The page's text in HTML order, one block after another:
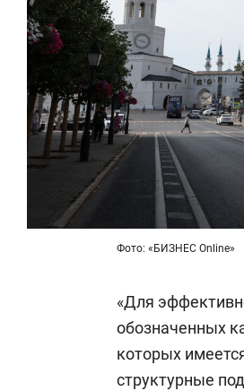
Фото: «БИЗНЕС Online»
«Для
обозначенных
которых
структурные